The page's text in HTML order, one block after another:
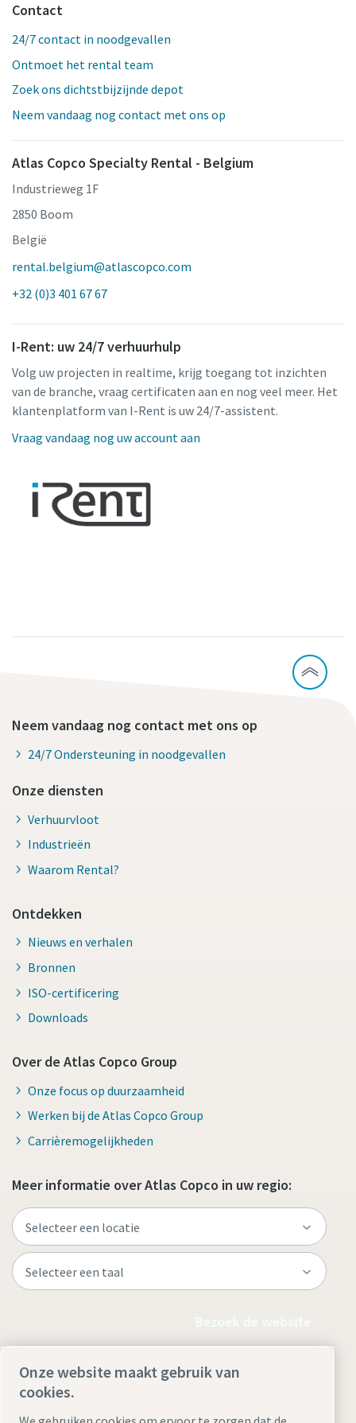
Contact
24/7 contact in noodgevallen
Ontmoet het rental team
Zoek ons dichtstbijzijnde depot
Neem vandaag nog contact met ons op
Atlas Copco Specialty Rental - Belgium
Industrieweg 1F
2850 Boom
België
rental.belgium@atlascopco.com
+32 (0)3 401 67 67
I-Rent: uw 24/7 verhuurhulp
Volg uw projecten in realtime, krijg toegang tot inzichten
van de branche, vraag certificaten aan en nog veel meer. Het
klantenplatform van I-Rent is uw 24/7-assistent.
Vraag vandaag nog uw account aan
Neem vandaag nog contact met ons op
24/7 Ondersteuning in noodgevallen
Onze diensten
Verhuurvloot
Industrieën
Waarom Rental?
Ontdekken
Nieuws en verhalen
Bronnen
ISO-certificering
Downloads
Over de Atlas Copco Group
Onze focus op duurzaamheid
Werken bij de Atlas Copco Group
Carrièremogelijkheden
Meer informatie over Atlas Copco in uw regio:
Onze website maakt gebruik van
cookies.